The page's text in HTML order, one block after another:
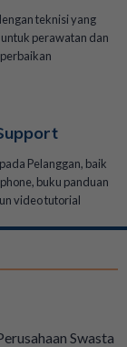
teknisi yang
perawatan dan
perbaikan
Pelanggan, baik
buku panduan
video tutorial
Swasta